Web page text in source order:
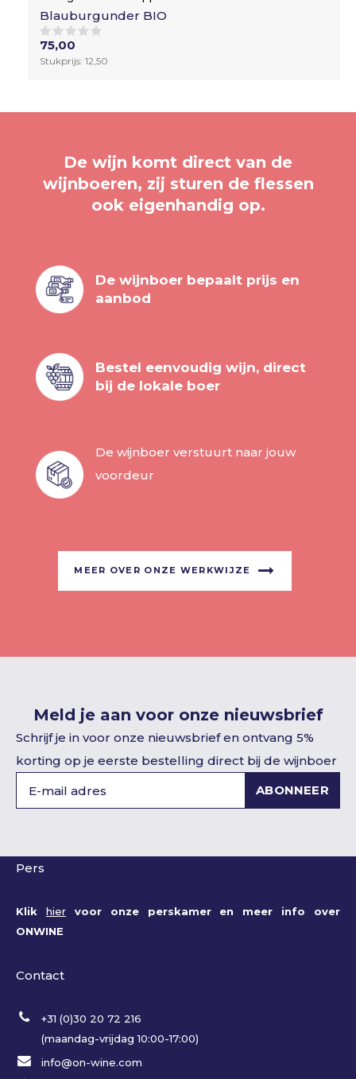
Blauburgunder BIO
75,00
Stukprijs: 12,50
De wijn komt direct van de
wijnboeren, zij sturen de flessen
ook eigenhandig op.
De wijnboer bepaalt prijs en
aanbod
Bestel eenvoudig wijn, direct
bij de lokale boer
De wijnboer verstuurt naar jouw
voordeur
MEER OVER ONZE WERKWIJZE
Meld je aan voor onze nieuwsbrief
Schrijf je in voor onze nieuwsbrief en ontvang 5%
korting op je eerste bestelling direct bij de wijnboer
ABONNEER
Pers
Klik hiervoor onze perskamer en meer info over
ONWINE
Contact
+31 (0)30 20 72 216
(maandag-vrijdag 10:00-17:00)
info@on-wine.com